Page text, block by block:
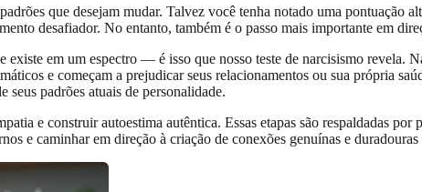
que desejam mudar. Talvez você tenha notado uma pontuação
desafiador. No entanto, também é o passo mais importante em
em um espectro — é isso que nosso teste de narcisismo revela.
e começam a prejudicar seus relacionamentos ou sua própria
seus padrões atuais de personalidade.
e construir autoestima autêntica. Essas etapas são respaldadas
e caminhar em direção à criação de conexões genuínas e